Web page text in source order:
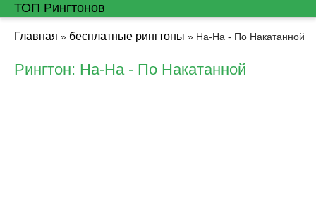
ТОП Рингтонов
Главная » бесплатные рингтоны » На-На - По Накатанной
Рингтон: На-На - По Накатанной